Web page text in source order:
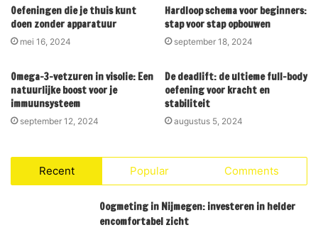
Oefeningen die je thuis kunt
doen zonder apparatuur
mei 16, 2024
Hardloop schema voor beginners:
stap voor stap opbouwen
september 18, 2024
Omega-3-vetzuren in visolie: Een
natuurlijke boost voor je
immuunsysteem
september 12, 2024
De deadlift: de ultieme full-body
oefening voor kracht en
stabiliteit
augustus 5, 2024
Recent Popular Comments
Oogmeting in Nijmegen: investeren in helder
encomfortabel zicht